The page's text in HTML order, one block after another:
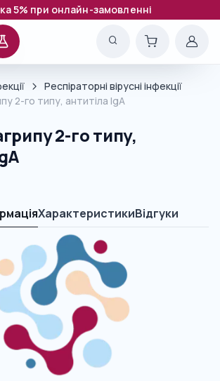
5% при онлайн-замовленні
Респіраторні вірусні інфекції
2-го типу, антитіла IgA
2-го типу,
ХарактеристикиВідгуки